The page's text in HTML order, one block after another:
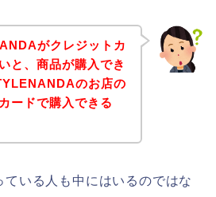
がクレジットカ
と、商品が購入でき
のお店の
ードで購入できる
ている人も中にはいるのではな